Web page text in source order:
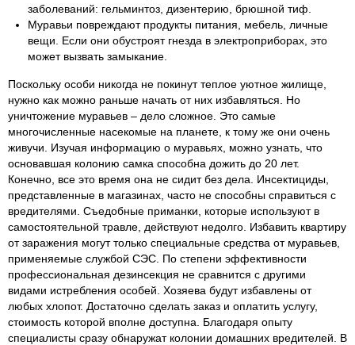
заболеваний: гельминтоз, дизентерию, брюшной тиф.
Муравьи повреждают продукты питания, мебель, личные
вещи. Если они обустроят гнезда в электроприборах, это
может вызвать замыкание.
Поскольку особи никогда не покинут теплое уютное жилище,
нужно как можно раньше начать от них избавляться. Но
уничтожение муравьев – дело сложное. Это самые
многочисленные насекомые на планете, к тому же они очень
живучи. Изучая информацию о муравьях, можно узнать, что
основавшая колонию самка способна дожить до 20 лет.
Конечно, все это время она не сидит без дела. Инсектициды,
представленные в магазинах, часто не способны справиться с
вредителями. Съедобные приманки, которые используют в
самостоятельной травле, действуют недолго. Избавить квартиру
от заражения могут только специальные средства от муравьев,
применяемые службой СЭС. По степени эффективности
профессиональная дезинсекция не сравнится с другими
видами истребления особей. Хозяева будут избавлены от
любых хлопот. Достаточно сделать заказ и оплатить услугу,
стоимость которой вполне доступна. Благодаря опыту
специалисты сразу обнаружат колонии домашних вредителей. В